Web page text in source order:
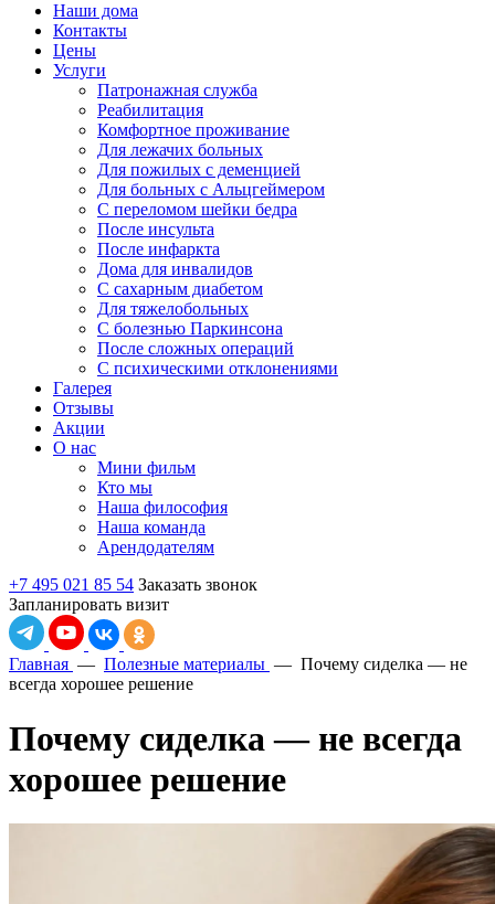
Наши дома
Контакты
Цены
Услуги
Патронажная служба
Реабилитация
Комфортное проживание
Для лежачих больных
Для пожилых с деменцией
Для больных с Альцгеймером
С переломом шейки бедра
После инсульта
После инфаркта
Дома для инвалидов
С сахарным диабетом
Для тяжелобольных
С болезнью Паркинсона
После сложных операций
С психическими отклонениями
Галерея
Отзывы
Акции
О нас
Мини фильм
Кто мы
Наша философия
Наша команда
Арендодателям
+7 495 021 85 54 Заказать звонок
Запланировать визит
Главная — Полезные материалы — Почему сиделка — не
всегда хорошее решение
Почему сиделка — не всегда
хорошее решение